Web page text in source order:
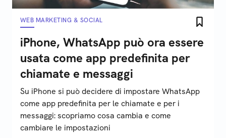
WEB MARKETING & SOCIAL
iPhone, WhatsApp può ora essere
usata come app predefinita per
chiamate e messaggi
Su iPhone si può decidere di impostare WhatsApp
come app predefinita per le chiamate e per i
messaggi: scopriamo cosa cambia e come
cambiare le impostazioni